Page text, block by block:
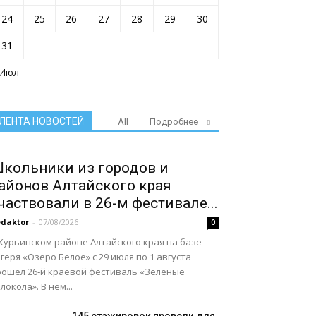
24
25 26 27 28 29
30
31
ЛЕНТА НОВОСТЕЙ All Подробнее
из городов и
Алтайского края
в 26-м фестивале...
- 07/08/2026 0
районе Алтайского края на базе
«Озеро Белое» с 29 июля по 1 августа
26‑й краевой фестиваль «Зеленые
В нем...